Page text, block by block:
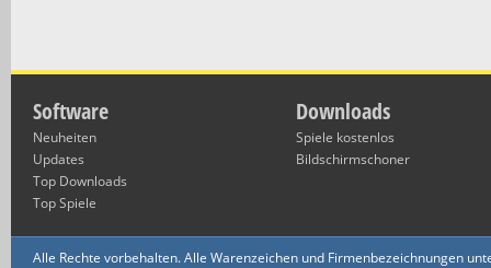
Software
Neuheiten
Updates
Top Downloads
Top Spiele
Downloads
Spiele kostenlos
Bildschirmschoner
Alle Rechte vorbehalten. Alle Warenzeichen und Firmenbezeichnungen